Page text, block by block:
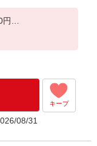
円
す
キープ
08/31